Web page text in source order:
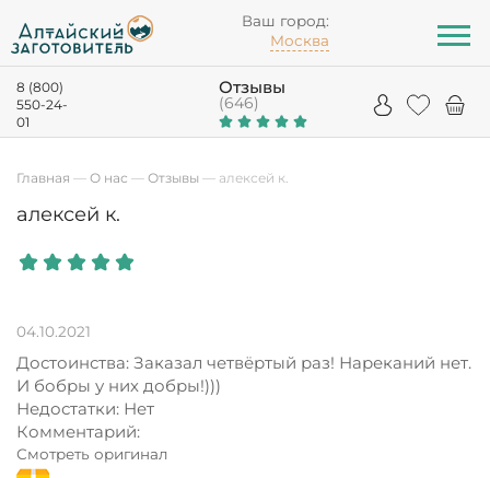
Ваш город:
Москва
8 (800)
550-24-
01
Отзывы
(646)
Главная — О нас — Отзывы — алексей к.
алексей к.
04.10.2021
Достоинства: Заказал четвёртый раз! Нареканий нет.
И бобры у них добры!)))
Недостатки: Нет
Комментарий:
Смотреть оригинал